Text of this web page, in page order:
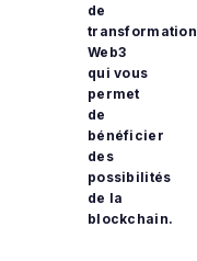
de
transformation
Web3
qui vous
permet
de
bénéficier
des
possibilités
de la
blockchain.